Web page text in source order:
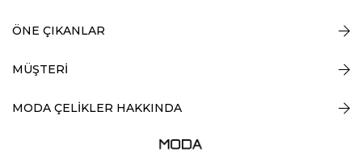
ÖNE ÇIKANLAR
MÜŞTERİ
MODA ÇELİKLER HAKKINDA